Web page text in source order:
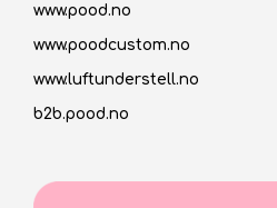
www.pood.no
www.poodcustom.no
www.luftunderstell.no
b2b.pood.no